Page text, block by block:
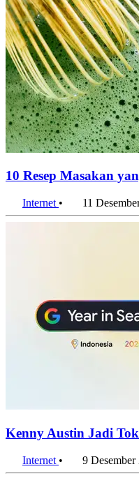
10 Resep Masakan
Internet • 11
Kenny Austin Jadi
Internet • 9 Desember